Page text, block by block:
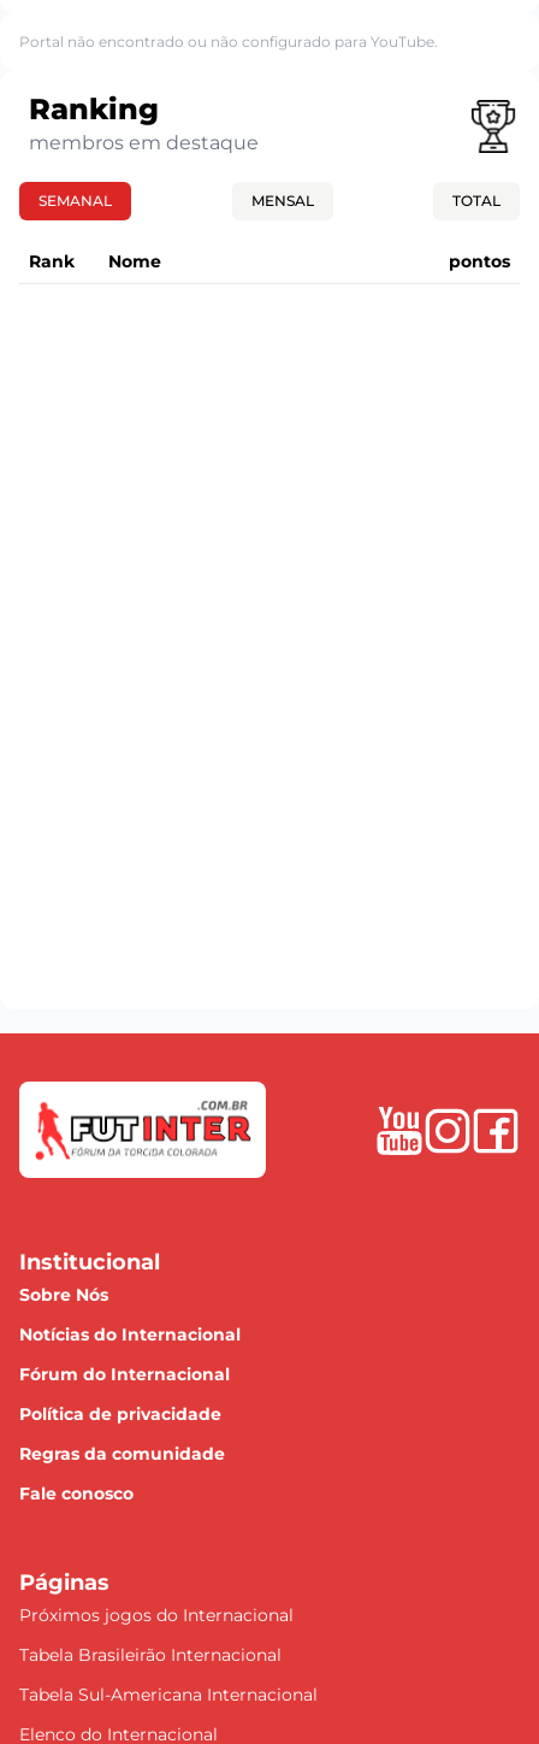
Portal não encontrado ou não configurado para YouTube.
Ranking
membros em destaque
SEMANAL MENSAL TOTAL
Rank Nome pontos
Institucional
Sobre Nós
Notícias do Internacional
Fórum do Internacional
Política de privacidade
Regras da comunidade
Fale conosco
Páginas
Próximos jogos do Internacional
Tabela Brasileirão Internacional
Tabela Sul-Americana Internacional
Elenco do Internacional